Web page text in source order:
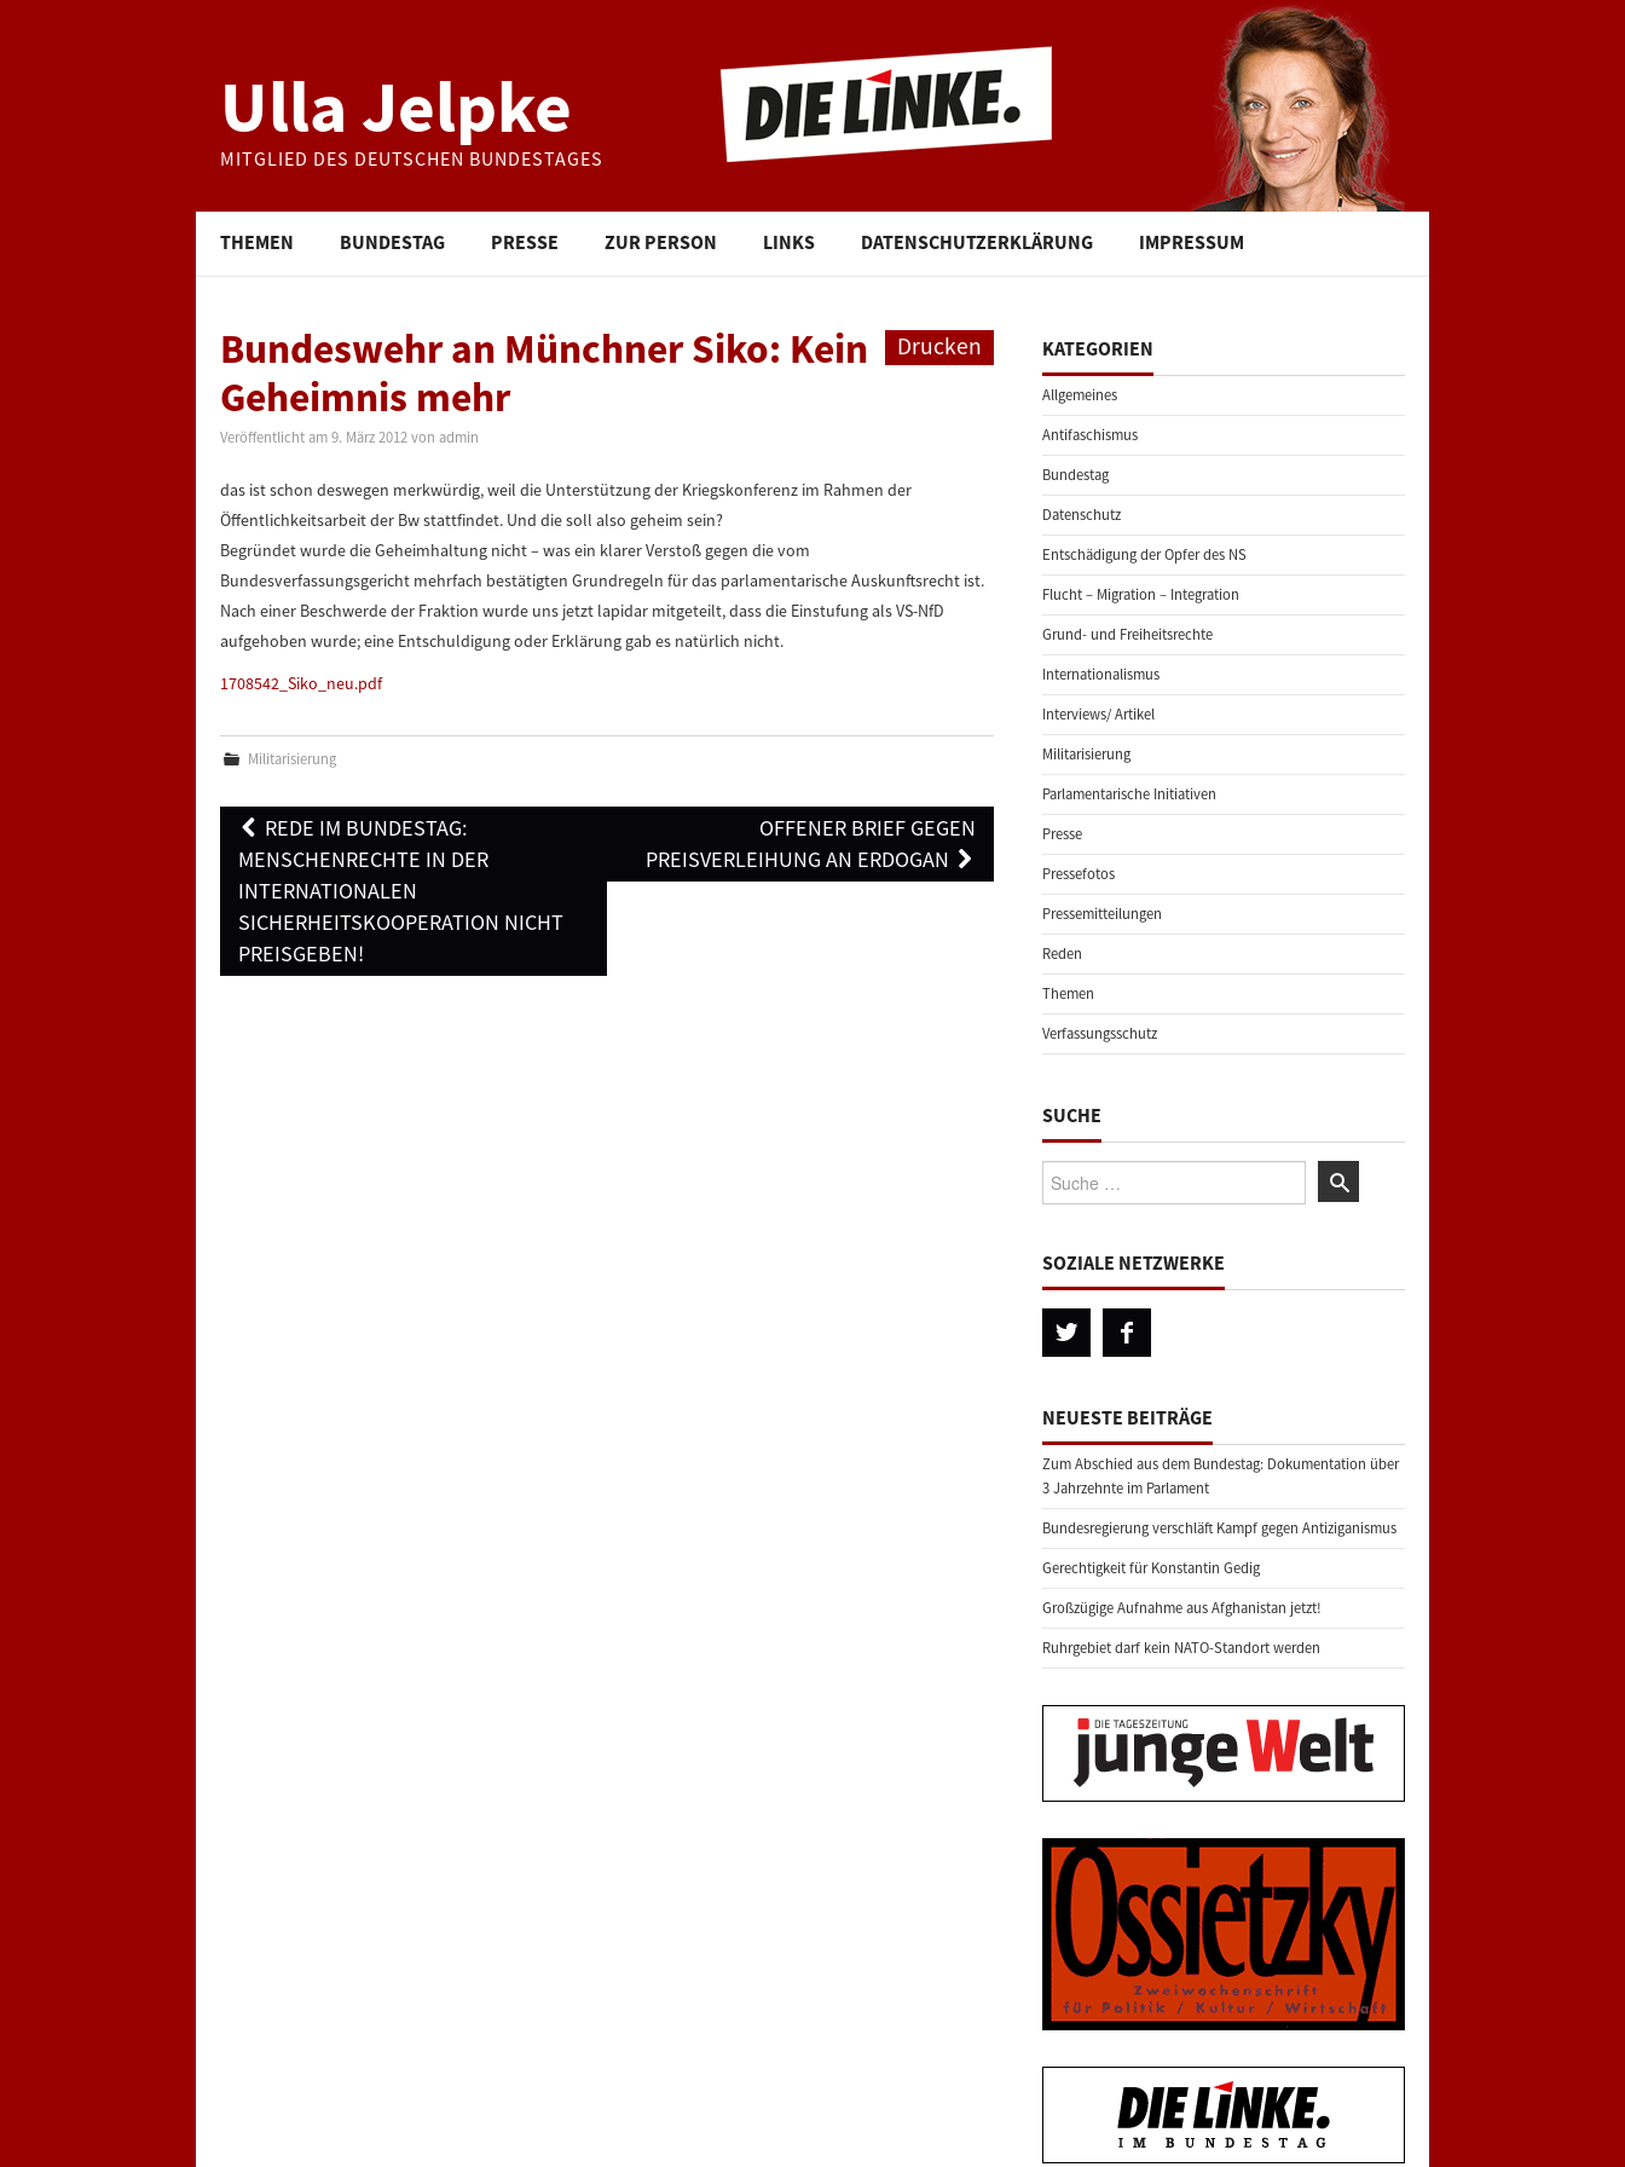
Ulla Jelpke
MITGLIED DES DEUTSCHEN BUNDESTAGES
THEMEN BUNDESTAG PRESSE ZUR PERSON LINKS DATENSCHUTZERKLÄRUNG IMPRESSUM
Drucken
Bundeswehr an Münchner Siko: Kein
Geheimnis mehr
Veröffentlicht am 9. März 2012 von admin
das ist schon deswegen merkwürdig, weil die Unterstützung der Kriegskonferenz im Rahmen der
Öffentlichkeitsarbeit der Bw stattfindet. Und die soll also geheim sein?
Begründet wurde die Geheimhaltung nicht – was ein klarer Verstoß gegen die vom
Bundesverfassungsgericht mehrfach bestätigten Grundregeln für das parlamentarische Auskunftsrecht ist.
Nach einer Beschwerde der Fraktion wurde uns jetzt lapidar mitgeteilt, dass die Einstufung als VS-NfD
aufgehoben wurde; eine Entschuldigung oder Erklärung gab es natürlich nicht.
1708542_Siko_neu.pdf
Militarisierung
Post
navigation
REDE IM BUNDESTAG:
MENSCHENRECHTE IN DER
INTERNATIONALEN
SICHERHEITSKOOPERATION NICHT
PREISGEBEN!
OFFENER BRIEF GEGEN
PREISVERLEIHUNG AN ERDOGAN
KATEGORIEN
Allgemeines
Antifaschismus
Bundestag
Datenschutz
Entschädigung der Opfer des NS
Flucht – Migration – Integration
Grund- und Freiheitsrechte
Internationalismus
Interviews/ Artikel
Militarisierung
Parlamentarische Initiativen
Presse
Pressefotos
Pressemitteilungen
Reden
Themen
Verfassungsschutz
SUCHE
Suche:
SOZIALE NETZWERKE
NEUESTE BEITRÄGE
Zum Abschied aus dem Bundestag: Dokumentation über
3 Jahrzehnte im Parlament
Bundesregierung verschläft Kampf gegen Antiziganismus
Gerechtigkeit für Konstantin Gedig
Großzügige Aufnahme aus Afghanistan jetzt!
Ruhrgebiet darf kein NATO-Standort werden